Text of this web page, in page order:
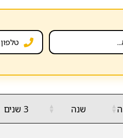
▲
▼ שנה ▲
▼ 3 שנים